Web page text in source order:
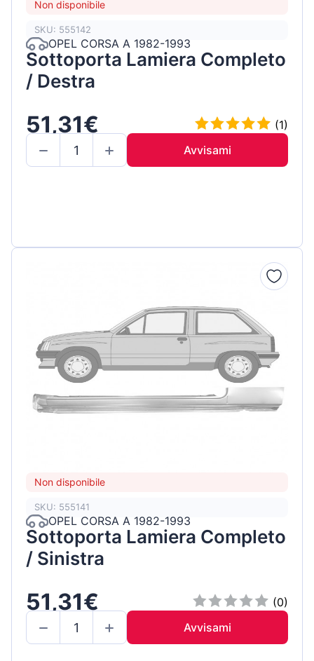
Non disponibile
SKU: 555142
OPEL CORSA A 1982-1993
Sottoporta Lamiera Completo
/ Destra
51,31€
(1)
Avvisami
Non disponibile
SKU: 555141
OPEL CORSA A 1982-1993
Sottoporta Lamiera Completo
/ Sinistra
51,31€
(0)
Avvisami